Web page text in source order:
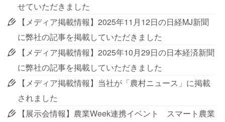
せていただきました
【メディア掲載情報】2025年11月12日の日経MJ新聞
に弊社の記事を掲載していただきました
【メディア掲載情報】2025年10月29日の日本経済新聞
に弊社の記事を掲載していただきました
【メディア掲載情報】当社が「農村ニュース」に掲載
されました
【展示会情報】農業Week連携イベント スマート農業